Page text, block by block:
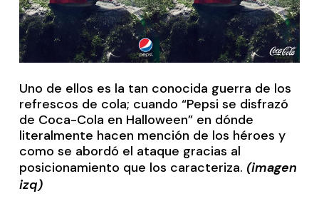
Uno de ellos es la tan conocida guerra de los
refrescos de cola; cuando“Pepsi se disfrazó
de Coca-Cola en Halloween” en dónde
literalmente hacen mención de los héroes y
como se abordó el ataque gracias al
posicionamiento que los caracteriza. (imagen
izq)